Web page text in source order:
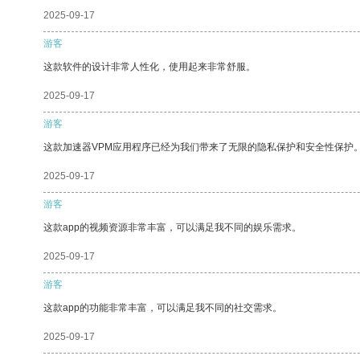
2025-09-17
游客
这款软件的设计非常人性化，使用起来非常舒服。
2025-09-17
游客
这款加速器VPM应用程序已经为我们带来了无限的隐私保护和安全性保护
2025-09-17
游客
这款app的视频资源非常丰富，可以满足我不同的娱乐需求。
2025-09-17
游客
这款app的功能非常丰富，可以满足我不同的社交需求。
2025-09-17